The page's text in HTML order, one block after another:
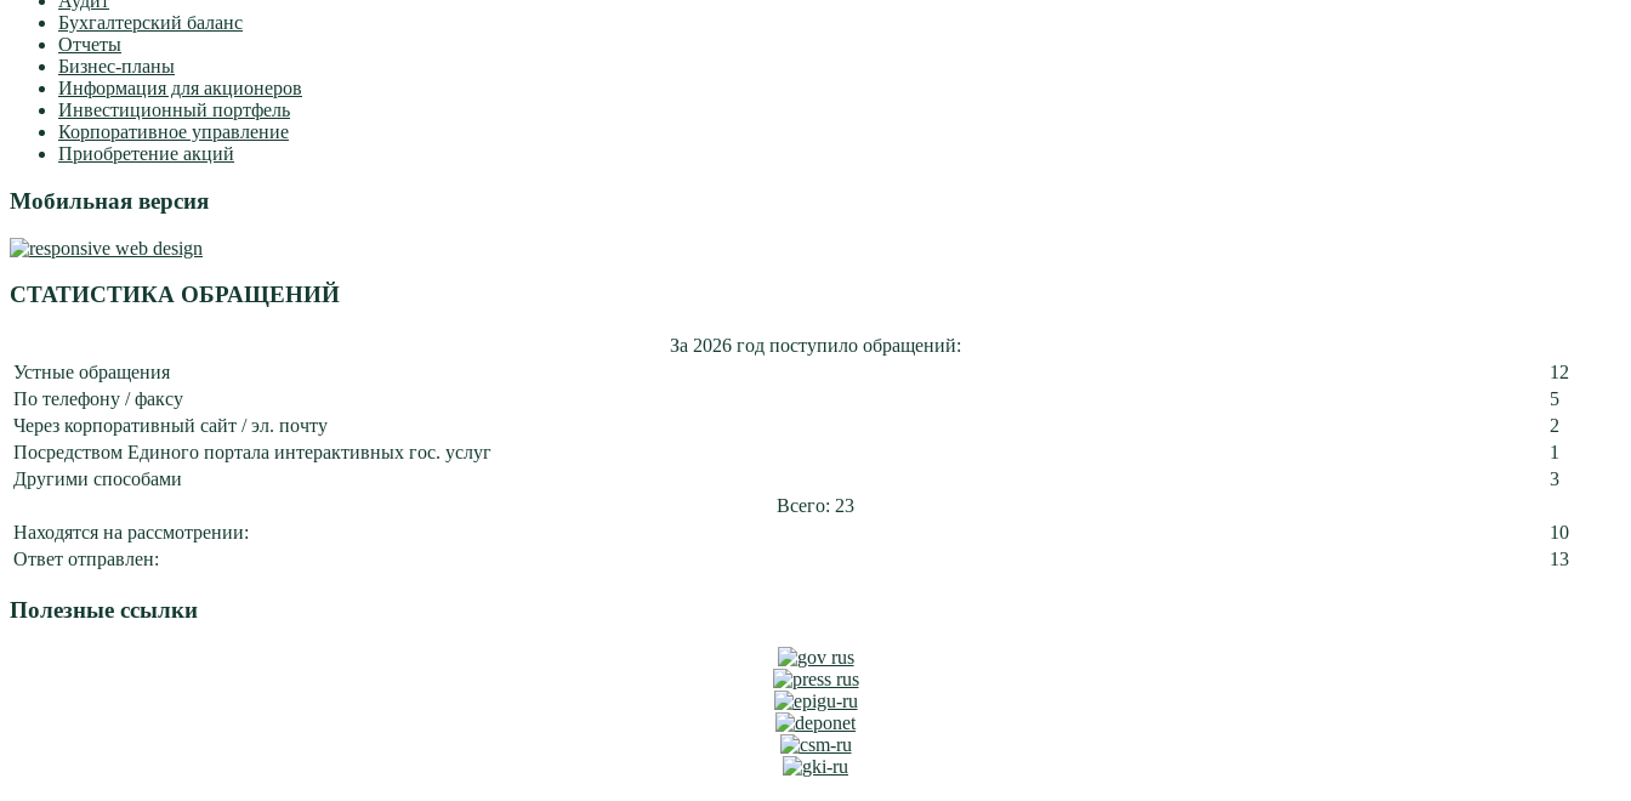
Бухгалтерский баланс
Отчеты
Бизнес-планы
Информация для акционеров
Инвестиционный портфель
Корпоративное управление
Приобретение акций
Мобильная версия
СТАТИСТИКА ОБРАЩЕНИЙ
За 2026 год поступило обращений:
Устные обращения
12
По телефону / факсу
5
Через корпоративный сайт / эл. почту
2
Посредством Единого портала интерактивных гос. услуг
1
Другими способами
3
Всего: 23
Находятся на рассмотрении:
10
Ответ отправлен:
13
Полезные ссылки